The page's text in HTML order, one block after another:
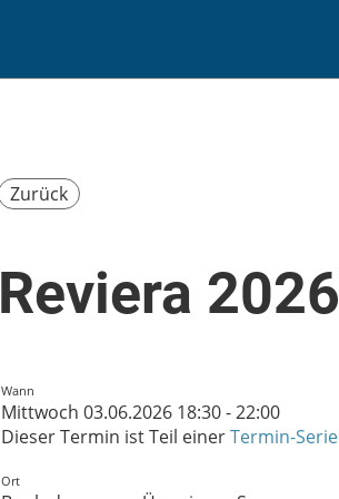
Zurück
Reviera 2026
Wann
Mittwoch 03.06.2026 18:30 - 22:00
Dieser Termin ist Teil einerTermin-Serie
Ort